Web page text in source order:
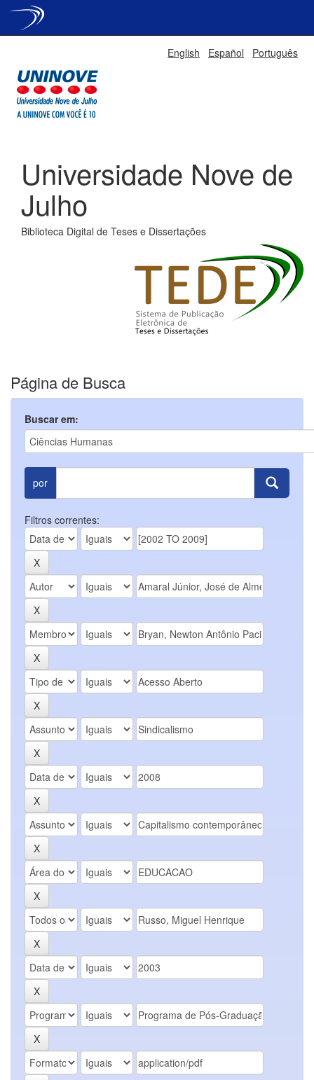
English Español Português
Universidade Nove de
Julho
Biblioteca Digital de Teses e Dissertações
Página de Busca
Buscar em:
por
Filtros correntes: